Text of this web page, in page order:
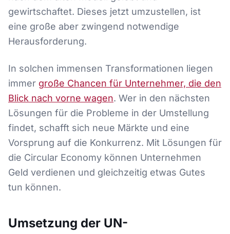
gewirtschaftet. Dieses jetzt umzustellen, ist
eine große aber zwingend notwendige
Herausforderung.
In solchen immensen Transformationen liegen
immer große Chancen für Unternehmer, die den
Blick nach vorne wagen. Wer in den nächsten
Lösungen für die Probleme in der Umstellung
findet, schafft sich neue Märkte und eine
Vorsprung auf die Konkurrenz. Mit Lösungen für
die Circular Economy können Unternehmen
Geld verdienen und gleichzeitig etwas Gutes
tun können.
Umsetzung der UN-